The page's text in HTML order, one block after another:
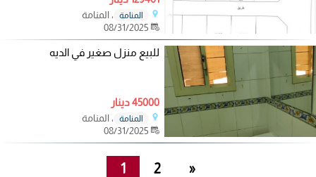
المنامة
، المنامة
للبيع منزل صغير في الديه
45000 دينار
المنامة
، المنامة
1 2 »